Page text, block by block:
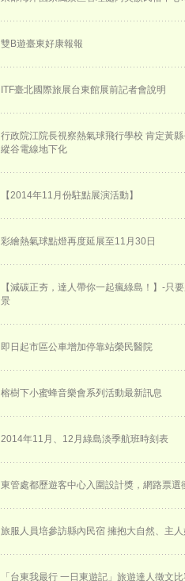
雙B遊臺東好康報報
ITF臺北國際旅展台東館展前記者會說明
行政院江院長視察熱氣球飛行學校 肯定黃
縱谷電線地下化
【2014年11月份駐點展演活動】
彩繪熱氣球點燈再度延展至11月30日
【減碳正夯，達人帶你一起瘋綠島！】-只
景
即日起市區公車增加停靠站榮民醫院
榕樹下小蜜蜂音樂會系列活動最新訊息
2014年11月、12月綠島淡季航班時刻表
東管處都歷遊客中心入圍設計獎，網路票選
旅服人員培參訪縣內民宿 擁抱大自然、主
「台東我最行 一日東遊記」旅遊達人徵文